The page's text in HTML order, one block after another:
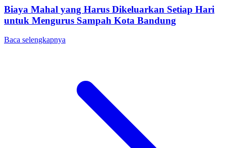
Biaya Mahal yang Harus Dikeluarkan Setiap Hari
untuk Mengurus Sampah Kota Bandung
Baca selengkapnya